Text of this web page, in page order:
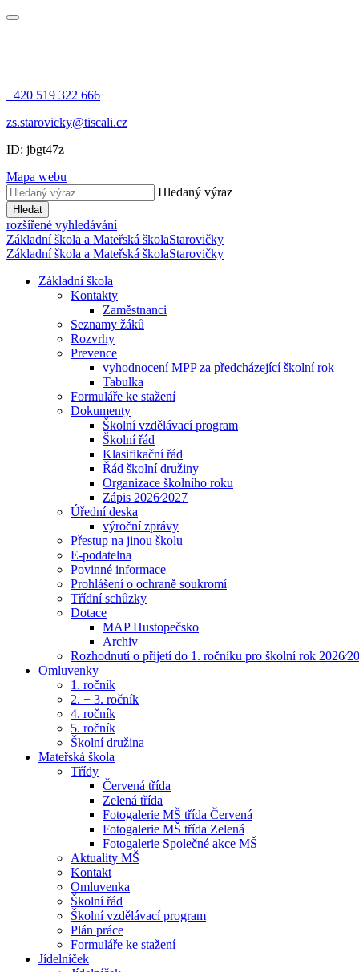
+420 519 322 666
zs.starovicky@tiscali.cz
ID: jbgt47z
Mapa webu
Hledaný výraz
Hledat
rozšířené vyhledávání
Základní škola a Mateřská školaStarovičky
Základní škola a Mateřská školaStarovičky
Základní škola
Kontakty
Zaměstnanci
Seznamy žáků
Rozvrhy
Prevence
vyhodnocení MPP za předcházející školní rok
Tabulka
Formuláře ke stažení
Dokumenty
Školní vzdělávací program
Školní řád
Klasifikační řád
Řád školní družiny
Organizace školního roku
Zápis 2026⁄2027
Úřední deska
výroční zprávy
Přestup na jinou školu
E-podatelna
Povinné informace
Prohlášení o ochraně soukromí
Třídní schůzky
Dotace
MAP Hustopečsko
Archiv
Rozhodnutí o přijetí do 1. ročníku pro školní rok
Omluvenky
1. ročník
2. + 3. ročník
4. ročník
5. ročník
Školní družina
Mateřská škola
Třídy
Červená třída
Zelená třída
Fotogalerie MŠ třída Červená
Fotogalerie MŠ třída Zelená
Fotogalerie Společné akce MŠ
Aktuality MŠ
Kontakt
Omluvenka
Školní řád
Školní vzdělávací program
Plán práce
Formuláře ke stažení
Jídelníček